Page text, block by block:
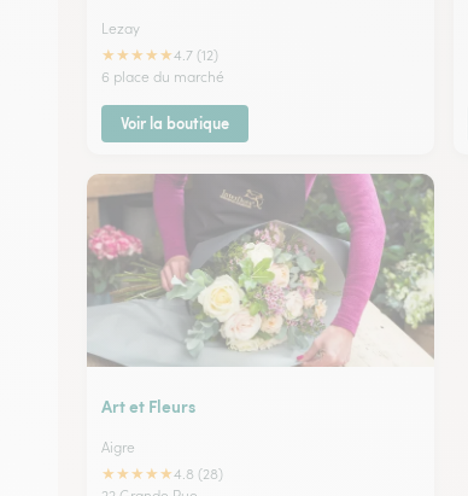
Lezay
★★★★★4.7 (12)
6 place du marché
Voir la boutique
Art et Fleurs
Aigre
★★★★★4.8 (28)